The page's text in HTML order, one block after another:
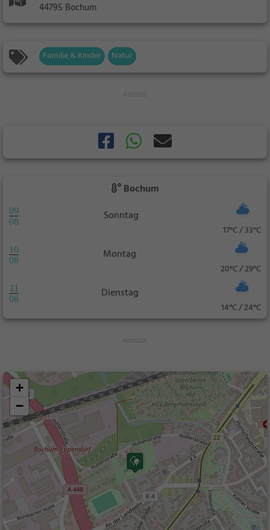
44795 Bochum
Familie & Kinder Natur
Bochum
09
08
Sonntag
17°C / 33°C
10
08
Montag
20°C / 29°C
11
08
Dienstag
14°C / 24°C
+
−